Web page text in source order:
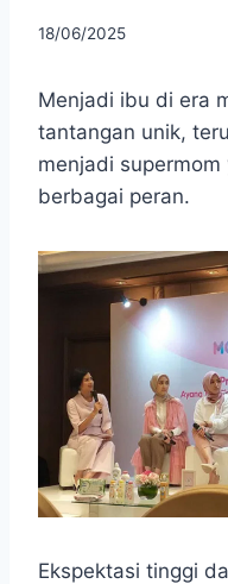
By
18/06/2025
Menjadi ibu di era
tantangan unik,
menjadi
berbagai peran.
Ekspektasi tinggi